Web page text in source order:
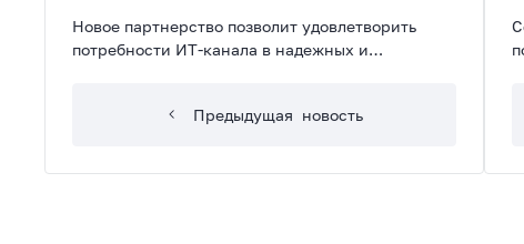
Новое партнерство позволит удовлетворить
потребности ИТ-канала в надежных и
Предыдущая новость